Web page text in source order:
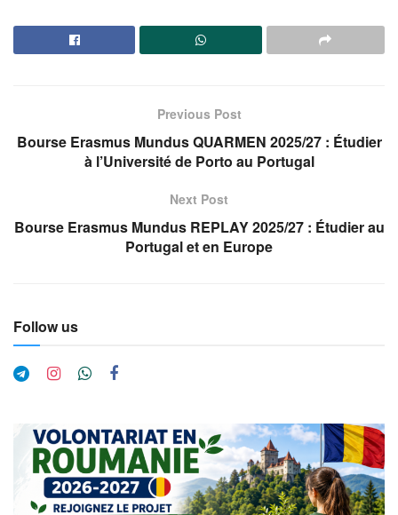
Previous Post
Bourse Erasmus Mundus QUARMEN 2025/27 : Étudier
à l’Université de Porto au Portugal
Next Post
Bourse Erasmus Mundus REPLAY 2025/27 : Étudier au
Portugal et en Europe
Follow us